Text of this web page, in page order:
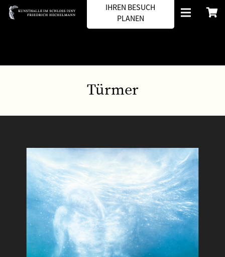
IHREN BESUCH
PLANEN
Türmer